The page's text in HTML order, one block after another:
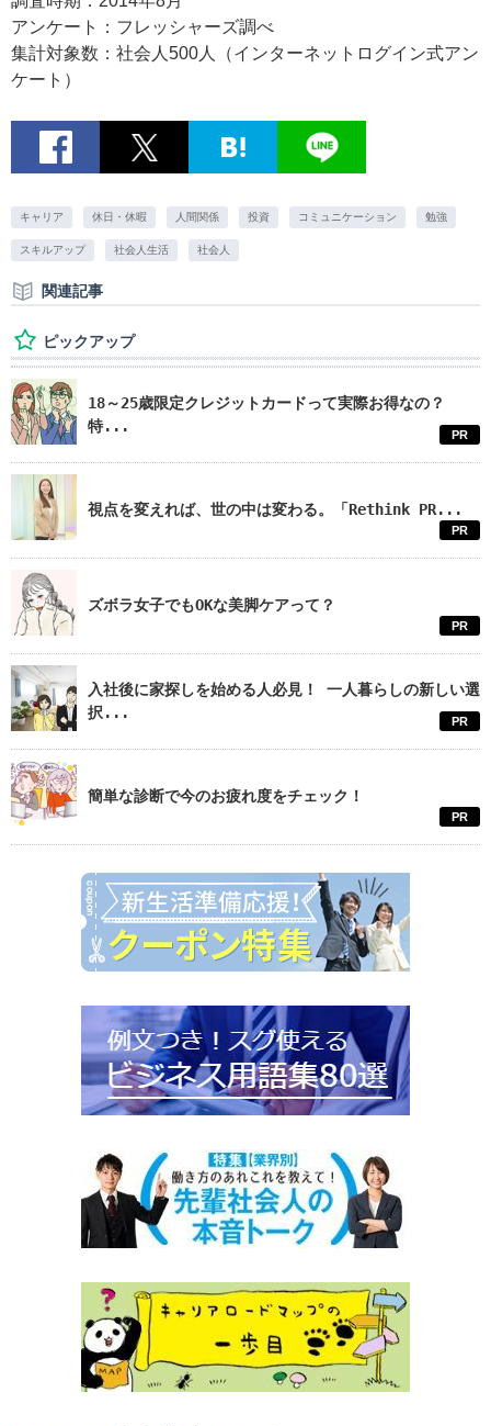
アンケート：フレッシャーズ調べ
集計対象数：社会人500人（インターネットログイン式アン
ケート）
キャリア 休日・休暇 人間関係 投資 コミュニケーション 勉強
スキルアップ 社会人生活 社会人
関連記事
ピックアップ
18～25歳限定クレジットカードって実際お得なの？
特...
PR
視点を変えれば、世の中は変わる。「Rethink PR...
PR
ズボラ女子でもOKな美脚ケアって？
PR
入社後に家探しを始める人必見！ 一人暮らしの新しい選
択...
PR
簡単な診断で今のお疲れ度をチェック！
PR